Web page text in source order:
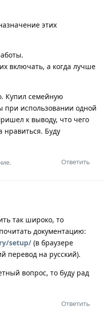
этих
включать, а когда лучше
Купил семейную
использовании одной
к выводу, что чего
Буду
Ответить
так широко, то
документацию:
setup/ (в браузере
перевод на русский).
вопрос, то буду рад
Ответить